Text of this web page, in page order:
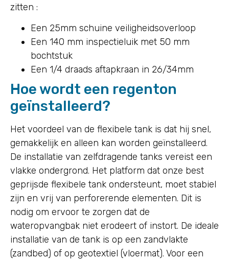
zitten :
Een 25mm schuine veiligheidsoverloop
Een 140 mm inspectieluik met 50 mm
bochtstuk
Een 1/4 draads aftapkraan in 26/34mm
Hoe wordt een regenton
geïnstalleerd?
Het voordeel van de flexibele tank is dat hij snel,
gemakkelijk en alleen kan worden geïnstalleerd.
De installatie van zelfdragende tanks vereist een
vlakke ondergrond. Het platform dat onze best
geprijsde flexibele tank ondersteunt, moet stabiel
zijn en vrij van perforerende elementen. Dit is
nodig om ervoor te zorgen dat de
wateropvangbak niet erodeert of instort. De ideale
installatie van de tank is op een zandvlakte
(zandbed) of op geotextiel (vloermat). Voor een